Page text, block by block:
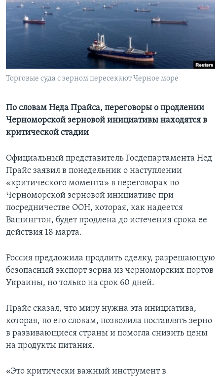
Learning English
Торговые суда с зерном пересекают Черное море
По словам Неда Прайса, переговоры о продлении
Черноморской зерновой инициативы находятся в
критической стадии
Официальный представитель Госдепартамента Нед
Прайс заявил в понедельник о наступлении
«критического момента» в переговорах по
Черноморской зерновой инициативе при
посредничестве ООН, которая, как надеется
Вашингтон, будет продлена до истечения срока ее
действия 18 марта.
Россия предложила продлить сделку, разрешающую
безопасный экспорт зерна из черноморских портов
Украины, но только на срок 60 дней.
Прайс сказал, что миру нужна эта инициатива,
которая, по его словам, позволила поставлять зерно
в развивающиеся страны и помогла снизить цены
на продукты питания.
«Это критически важный инструмент в